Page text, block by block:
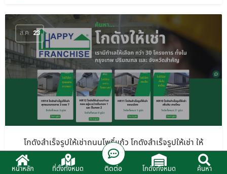
ส.ค. 23
โกดังสำเร็จรูปให้เช่าถนนโพธิ์แก้ว โกดังสำเร็จรูปให้เช่า ให้
เช่าโกดังราคาถูก
โกดังให้เช่า.com โกดังสำเร็จรูปให้เช่าถนนโพธิ์แก้ว โกดั […]
หน้าหลัก ที่ตั้งทั้งหมด ติดต่อ โกดังทั้งหมด ค้นหา